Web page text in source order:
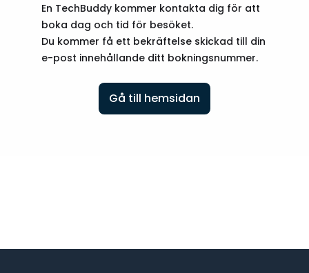
En TechBuddy kommer kontakta dig för att
boka dag och tid för besöket.
Du kommer få ett bekräftelse skickad till din
e-post innehållande ditt bokningsnummer.
Gå till hemsidan